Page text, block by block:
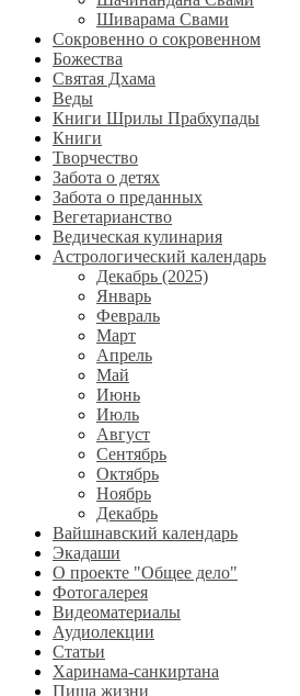
Шиварама Свами
Сокровенно о сокровенном
Божества
Святая Дхама
Веды
Книги Шрилы Прабхупады
Книги
Творчество
Забота о детях
Забота о преданных
Вегетарианство
Ведическая кулинария
Астрологический календарь
Декабрь (2025)
Январь
Февраль
Март
Апрель
Май
Июнь
Июль
Август
Сентябрь
Октябрь
Ноябрь
Декабрь
Вайшнавский календарь
Экадаши
О проекте "Общее дело"
Фотогалерея
Видеоматериалы
Аудиолекции
Статьи
Харинама-санкиртана
Пища жизни